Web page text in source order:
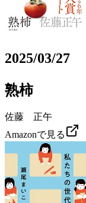
2025/03/27
熟柿
佐藤 正午
Amazonで見る